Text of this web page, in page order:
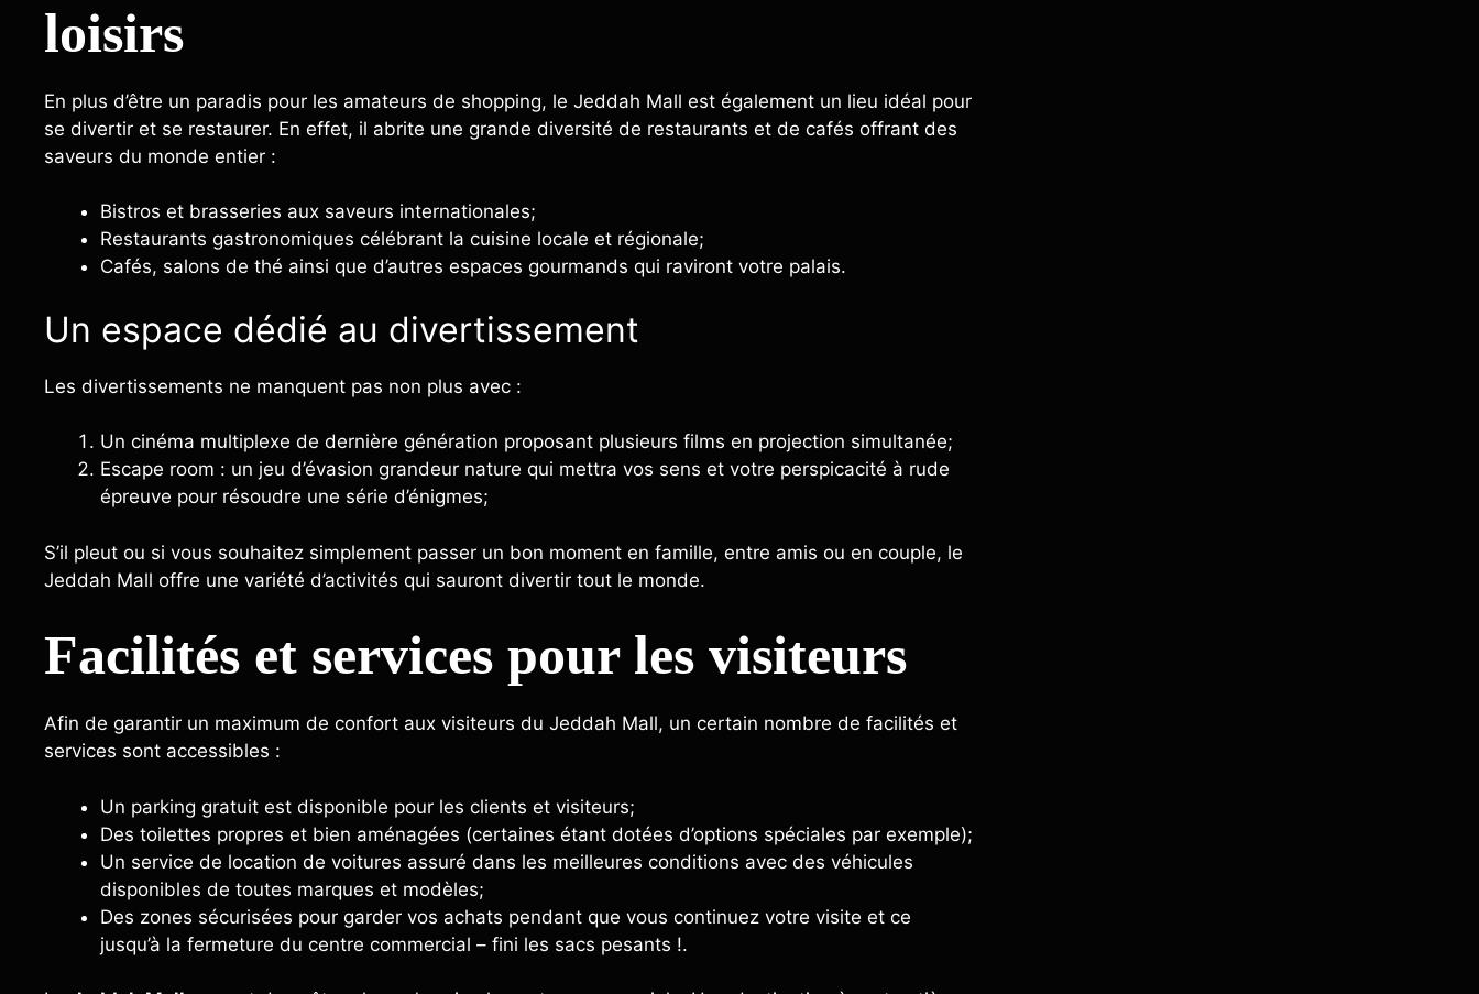
loisirs
En plus d’être un paradis pour les amateurs de shopping, le Jeddah Mall est également un lieu idéal pour
se divertir et se restaurer. En effet, il abrite une grande diversité de restaurants et de cafés offrant des
saveurs du monde entier :
Bistros et brasseries aux saveurs internationales;
Restaurants gastronomiques célébrant la cuisine locale et régionale;
Cafés, salons de thé ainsi que d’autres espaces gourmands qui raviront votre palais.
Un espace dédié au divertissement
Les divertissements ne manquent pas non plus avec :
Un cinéma multiplexe de dernière génération proposant plusieurs films en projection simultanée;
Escape room : un jeu d’évasion grandeur nature qui mettra vos sens et votre perspicacité à rude
épreuve pour résoudre une série d’énigmes;
S’il pleut ou si vous souhaitez simplement passer un bon moment en famille, entre amis ou en couple, le
Jeddah Mall offre une variété d’activités qui sauront divertir tout le monde.
Facilités et services pour les visiteurs
Afin de garantir un maximum de confort aux visiteurs du Jeddah Mall, un certain nombre de facilités et
services sont accessibles :
Un parking gratuit est disponible pour les clients et visiteurs;
Des toilettes propres et bien aménagées (certaines étant dotées d’options spéciales par exemple);
Un service de location de voitures assuré dans les meilleures conditions avec des véhicules
disponibles de toutes marques et modèles;
Des zones sécurisées pour garder vos achats pendant que vous continuez votre visite et ce
jusqu’à la fermeture du centre commercial – fini les sacs pesants !.